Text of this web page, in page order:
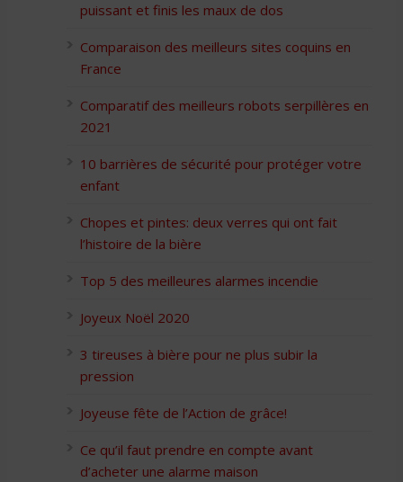
puissant et finis les maux de dos
Comparaison des meilleurs sites coquins en
France
Comparatif des meilleurs robots serpillères en
2021
10 barrières de sécurité pour protéger votre
enfant
Chopes et pintes: deux verres qui ont fait
l’histoire de la bière
Top 5 des meilleures alarmes incendie
Joyeux Noël 2020
3 tireuses à bière pour ne plus subir la
pression
Joyeuse fête de l’Action de grâce!
Ce qu’il faut prendre en compte avant
d’acheter une alarme maison